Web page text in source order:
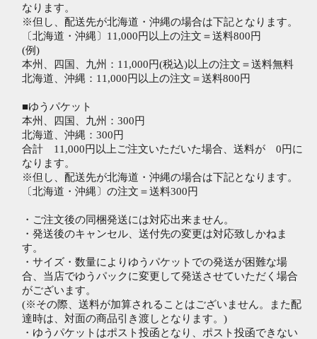
なります。
※但し、配送先が北海道・沖縄の場合は下記となります。
〔北海道・沖縄〕11,000円以上の注文＝送料800円
(例)
本州、四国、九州：11,000円(税込)以上の注文＝送料無料
北海道、沖縄：11,000円以上の注文＝送料800円
■ゆうパケット
本州、四国、九州：300円
北海道、沖縄：300円
合計 11,000円以上ご注文いただいた場合、送料が 0円に
なります。
※但し、配送先が北海道・沖縄の場合は下記となります。
〔北海道・沖縄〕の注文＝送料300円
・ご注文後の同梱発送には対応出来ません。
・発送後のキャンセル、送付先の変更は対応致しかねま
す。
・サイズ・数量によりゆうパケットでの発送が困難な場
合、当店でゆうパックに変更して発送させていただく場合
がございます。
(※その際、送料が加算されることはございません。また配
達時は、対面の商品引き渡しとなります。)
・ゆうパケットはポスト投函となり、ポスト投函できない